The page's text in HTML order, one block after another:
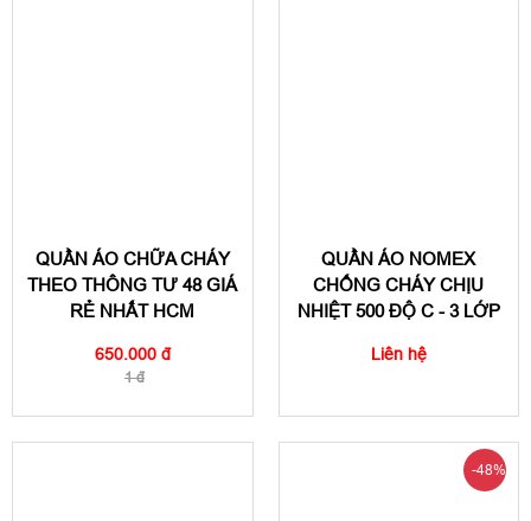
QUẦN ÁO CHỮA CHÁY
THEO THÔNG TƯ 48 GIÁ
RẺ NHẤT HCM
650.000 đ
1 đ
QUẦN ÁO NOMEX
CHỐNG CHÁY CHỊU
NHIỆT 500 ĐỘ C - 3 LỚP
Liên hệ
-48%